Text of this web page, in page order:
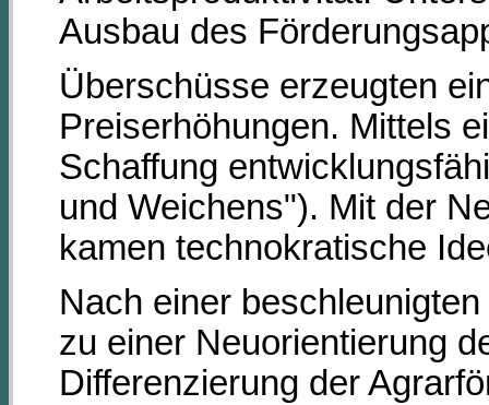
Ausbau des
Überschüsse erzeugten
Preiserhöhungen. Mittels
Schaffung
und Weichens"). Mit der
kamen technokratische
Nach einer
zu einer Neuorientierung
Differenzierung der